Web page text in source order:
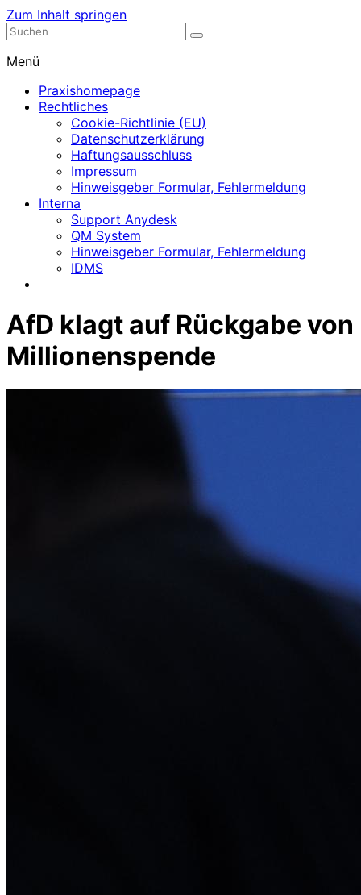
Zum Inhalt springen
Nephrologische Praxis mit Dialyse
Menü
Praxishomepage
Rechtliches
Cookie-Richtlinie (EU)
Datenschutzerklärung
Haftungsausschluss
Impressum
Hinweisgeber Formular, Fehlermeldung
Interna
Support Anydesk
QM System
Hinweisgeber Formular, Fehlermeldung
IDMS
AfD klagt auf Rückgabe von
Millionenspende